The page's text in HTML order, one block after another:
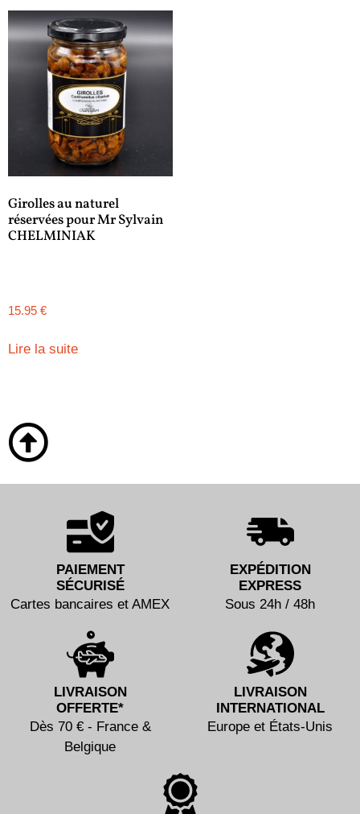
Girolles au naturel
réservées pour Mr Sylvain
CHELMINIAK
15.95 €
Lire la suite
PAIEMENT
SÉCURISÉ
Cartes bancaires et AMEX
EXPÉDITION
EXPRESS
Sous 24h / 48h
LIVRAISON
OFFERTE*
Dès 70 € - France &
Belgique
LIVRAISON
INTERNATIONAL
Europe et États-Unis